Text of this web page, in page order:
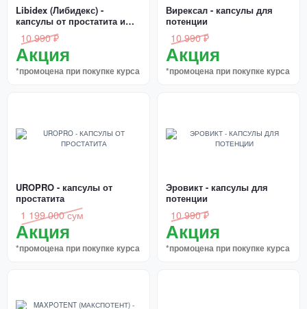
Libidex (Либидекс) -
капсулы от простатита и
для потенции
10 990 ₽
Акция
*промоцена при покупке курса
Вирексал - капсулы для
потенции
10 990 ₽
Акция
*промоцена при покупке курса
UROPRO - капсулы от
простатита
1 199 000 сум
Акция
*промоцена при покупке курса
Эровикт - капсулы для
потенции
10 990 ₽
Акция
*промоцена при покупке курса